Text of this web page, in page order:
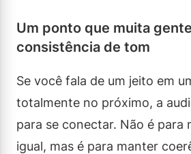
Um ponto que muita
consistência de tom
Se você fala de um jeito em
totalmente no próximo, a
para se conectar. Não é para
igual, mas é para manter